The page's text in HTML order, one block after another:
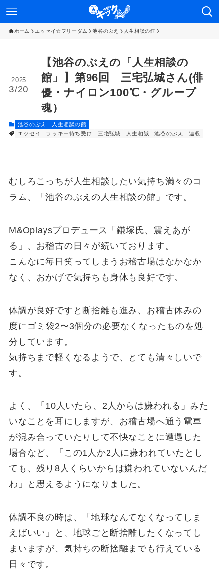
ホーム エッセイ☆フリーダム 池谷のぶえ 人生相談の館
【池谷のぶえの「人生相談の
館」】第96回 三宅弘城さん(俳
優・ナイロン100℃・グループ
魂）
2025
3/20
池谷のぶえ
人生相談の館
エッセイ
ラッキー待ち受け 三宅弘城 人生相談 池谷のぶえ 連載
むしろこっちが人生相談したい気持ち満々のコ
ラム、「池谷のぶえの人生相談の館」です。
M&Oplaysプロデュース「鎌塚氏、震えあが
る」、お稽古の日々が続いております。
こんなに毎日笑ってしまうお稽古場はなかなか
なく、おかげで気持ちも身体も良好です。
体調が良好ですと断捨離も進み、お稽古休みの
度にゴミ袋2〜3個分の必要なくなったものを処
分しています。
気持ちまで軽くなるようで、とても清々しいで
す。
よく、「10人いたら、2人からは嫌われる」みた
いなことを耳にしますが、お稽古場へ通う電車
が混み合っていたりして不快なことに遭遇した
場合など、「この1人か2人に嫌われていたとし
ても、残り8人くらいからは嫌われていないんだ
わ」と思えるようになりました。
体調不良の時は、「地球なんてなくなってしま
えばいい」と、地球ごと断捨離したくなってし
まいますが、気持ちの断捨離までも行えている
日々です。